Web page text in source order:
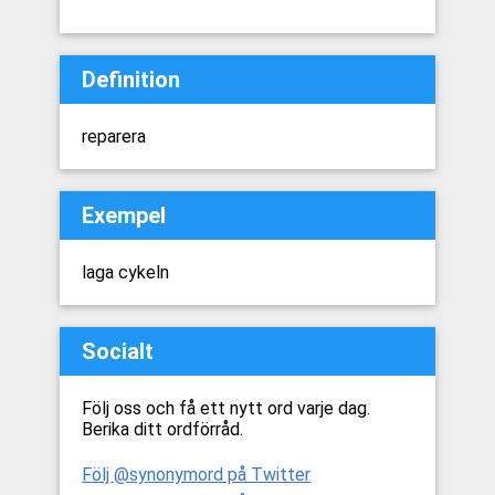
Definition
reparera
Exempel
laga cykeln
Socialt
Följ oss och få ett nytt ord varje dag.
Berika ditt ordförråd.
Följ @synonymord på Twitter